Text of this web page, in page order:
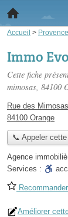
Accueil >
Immo
Cette fiche
mimosas, 84100
Rue des Mimosas
84100 Orange
📞 Appeler
Agence
Services :
Améliorer